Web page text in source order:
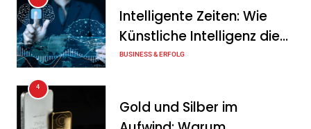
Tanja Schiller 10. August 2026
Intelligente Zeiten: Wie
Künstliche Intelligenz die
Geschäftswelt verändert
BUSINESS & ERFOLG
4
Gold und Silber im